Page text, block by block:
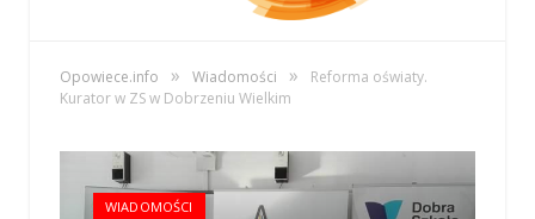
Opowiece.info » Wiadomości »
Reforma oświaty.
Kurator w ZS w Dobrzeniu Wielkim
WIADOMOŚCI